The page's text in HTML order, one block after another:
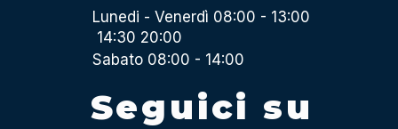
Lunedi - Venerdì 08:00 - 13:00
14:30 20:00
Sabato 08:00 - 14:00
Seguici su